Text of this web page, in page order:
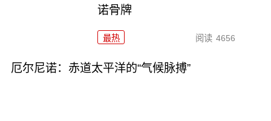
诺骨牌
最热 阅读 4656
厄尔尼诺：赤道太平洋的“气候脉搏”